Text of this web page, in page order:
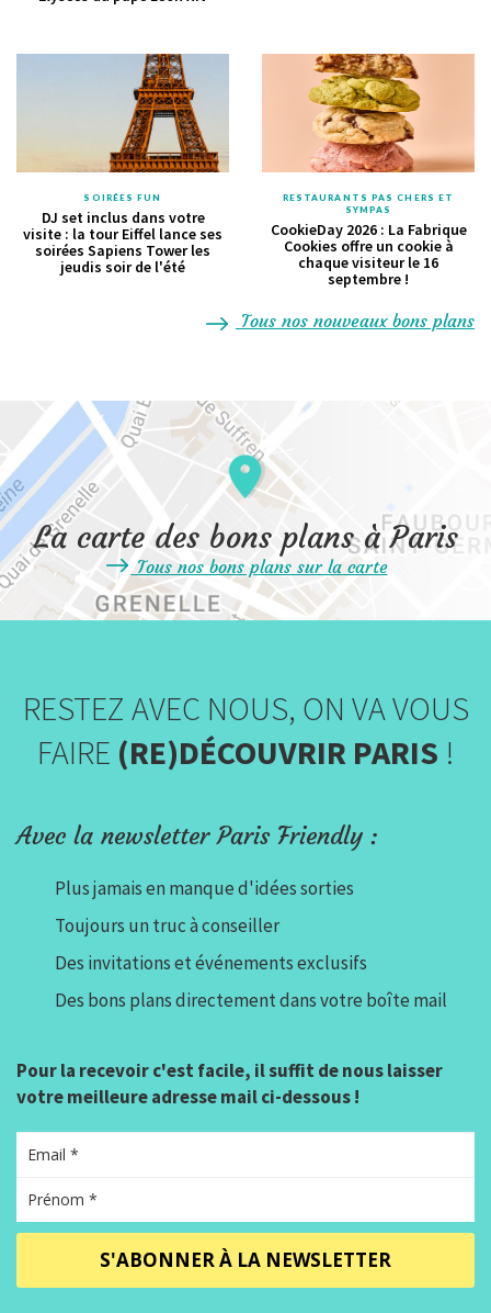
SOIRÉES FUN
DJ set inclus dans votre
visite : la tour Eiffel lance ses
soirées Sapiens Tower les
jeudis soir de l'été
RESTAURANTS PAS CHERS ET
SYMPAS
CookieDay 2026 : La Fabrique
Cookies offre un cookie à
chaque visiteur le 16
septembre !
Tous nos nouveaux bons plans
La carte des bons plans à Paris
Tous nos bons plans sur la carte
RESTEZ AVEC NOUS, ON VA VOUS
FAIRE (RE)DÉCOUVRIR PARIS !
Avec la newsletter Paris Friendly :
Plus jamais en manque d'idées sorties
Toujours un truc à conseiller
Des invitations et événements exclusifs
Des bons plans directement dans votre boîte mail
Pour la recevoir c'est facile, il suffit de nous laisser
votre meilleure adresse mail ci-dessous !
S'ABONNER À LA NEWSLETTER